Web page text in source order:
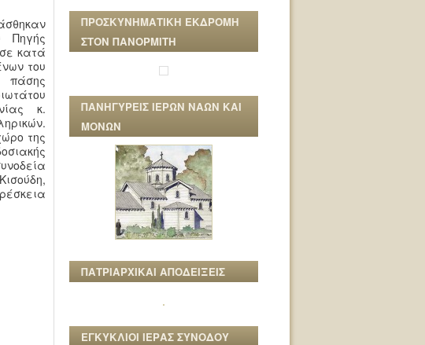
Πηγής
κατά
του
πάσης
κ.
της
ΠΡΟΣΚΥΝΗΜΑΤΙΚΗ ΕΚΔΡΟΜΗ
ΣΤΟΝ ΠΑΝΟΡΜΙΤΗ
ΠΑΝΗΓΥΡΕΙΣ ΙΕΡΩΝ ΝΑΩΝ ΚΑΙ
ΜΟΝΩΝ
ΠΑΤΡΙΑΡΧΙΚΑΙ ΑΠΟΔΕΙΞΕΙΣ
ΕΓΚΥΚΛΙΟΙ ΙΕΡΑΣ ΣΥΝΟΔΟΥ